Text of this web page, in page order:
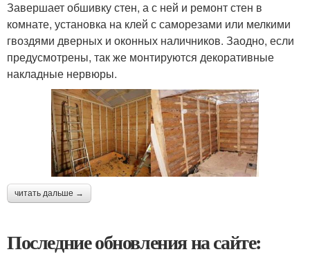
Завершает обшивку стен, а с ней и ремонт стен в
комнате, установка на клей с саморезами или мелкими
гвоздями дверных и оконных наличников. Заодно, если
предусмотрены, так же монтируются декоративные
накладные нервюры.
читать дальше →
Последние обновления на сайте: